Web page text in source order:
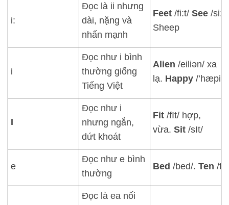
i:
Đọc là ii nhưng
dài, nặng và
nhấn mạnh
Feet /fi:t/ See /si:/
Sheep
i
Đọc như i bình
thường giống
Tiếng Việt
Alien /eiliən/ xa
lạ. Happy /’hæpi/
I
Đọc như i
nhưng ngắn,
dứt khoát
Fit /fIt/ hợp,
vừa. Sit /sIt/
e
Đọc như e bình
thường
Bed /bed/. Ten /
Đọc là ea nối